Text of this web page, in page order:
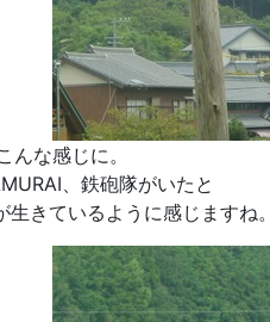
んな感じに。
、鉄砲隊がいたと
きているように感じますね。